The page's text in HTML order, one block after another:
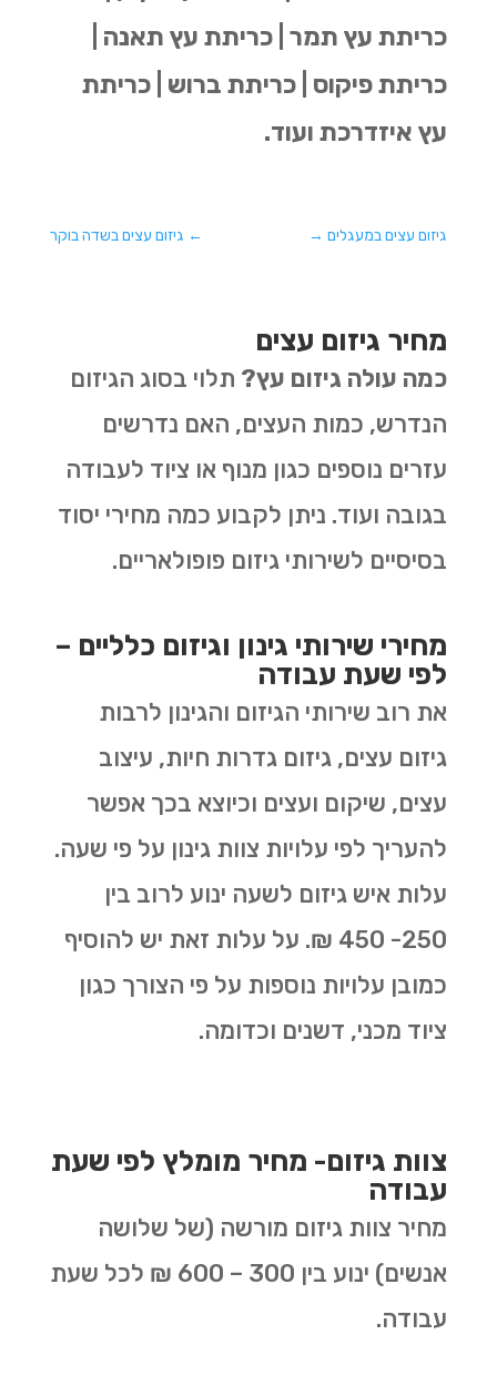
כריתת עץ תמר | כריתת עץ תאנה |
כריתת פיקוס | כריתת ברוש | כריתת
עץ איזדרכת ועוד.
← גיזום עצים בשדה בוקר גיזום עצים במעגלים→
מחיר גיזום עצים
כמה עולה גיזום עץ? תלוי בסוג הגיזום
הנדרש, כמות העצים, האם נדרשים
עזרים נוספים כגון מנוף או ציוד לעבודה
בגובה ועוד. ניתן לקבוע כמה מחירי יסוד
בסיסיים לשירותי גיזום פופולאריים.
מחירי שירותי גינון וגיזום כלליים –
לפי שעת עבודה
את רוב שירותי הגיזום והגינון לרבות
גיזום עצים, גיזום גדרות חיות, עיצוב
עצים, שיקום ועצים וכיוצא בכך אפשר
להעריך לפי עלויות צוות גינון על פי שעה.
עלות איש גיזום לשעה ינוע לרוב בין
250- 450 ₪. על עלות זאת יש להוסיף
כמובן עלויות נוספות על פי הצורך כגון
ציוד מכני, דשנים וכדומה.
צוות גיזום- מחיר מומלץ לפי שעת
עבודה
מחיר צוות גיזום מורשה (של שלושה
אנשים) ינוע בין 300 – 600 ₪ לכל שעת
עבודה.